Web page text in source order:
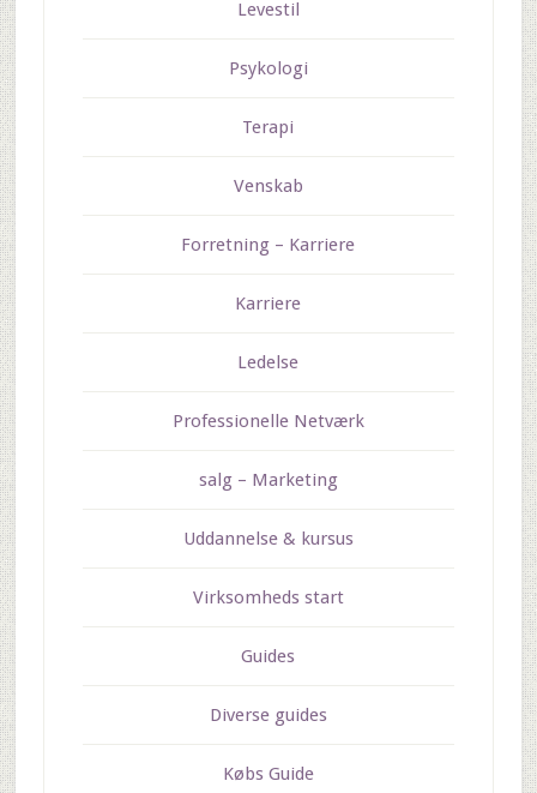
Levestil
Psykologi
Terapi
Venskab
Forretning – Karriere
Karriere
Ledelse
Professionelle Netværk
salg – Marketing
Uddannelse & kursus
Virksomheds start
Guides
Diverse guides
Købs Guide